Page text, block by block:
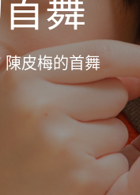
舞
陳皮梅的首舞